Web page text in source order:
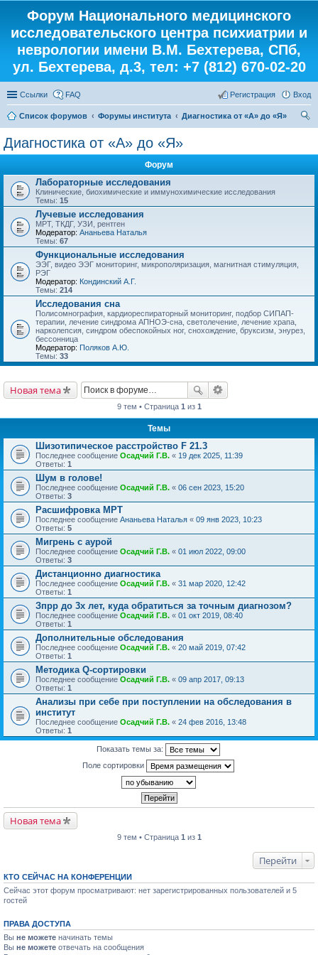
Форум Национального медицинского
исследовательского центра психиатрии и
неврологии имени В.М. Бехтерева, СПб,
ул. Бехтерева, д.3, тел: +7 (812) 670-02-20
Ссылки FAQ Вход
Регистрация
Список форумов Форумы института
Диагностика от «А» до «Я»
Диагностика от «А» до «Я»
Форум
Лабораторные исследования
Клинические, биохимические и иммунохимические исследования
Темы: 15
Лучевые исследования
МРТ, ТКДГ, УЗИ, рентген
Модератор: Ананьева Наталья
Темы: 67
Функциональные исследования
ЭЭГ, видео ЭЭГ мониторинг, микрополяризация, магнитная стимуляция,
РЭГ
Модератор: Кондинский А.Г.
Темы: 214
Исследования сна
Полисомнография, кардиореспираторный мониторинг, подбор СИПАП-
терапии, лечение синдрома АПНОЭ-сна, светолечение, лечение храпа,
нарколепсия, синдром обеспокойных ног, снохождение, бруксизм, энурез,
бессонница
Модератор: Поляков А.Ю.
Темы: 33
Новая тема
9 тем • Страница 1 из 1
Темы
Шизотипическое расстройство F 21.3
Последнее сообщение Осадчий Г.В. « 19 дек 2025, 11:39
Ответы: 1
Шум в голове!
Последнее сообщение Осадчий Г.В. « 06 сен 2023, 15:20
Ответы: 3
Расшифровка МРТ
Последнее сообщение Ананьева Наталья « 09 янв 2023, 10:23
Ответы: 5
Мигрень с аурой
Последнее сообщение Осадчий Г.В. « 01 июл 2022, 09:00
Ответы: 3
Дистанционно диагностика
Последнее сообщение Осадчий Г.В. « 31 мар 2020, 12:42
Ответы: 1
Зпрр до 3х лет, куда обратиться за точным диагнозом?
Последнее сообщение Осадчий Г.В. « 01 окт 2019, 08:40
Ответы: 1
Дополнительные обследования
Последнее сообщение Осадчий Г.В. « 20 май 2019, 07:42
Ответы: 1
Методика Q-сортировки
Последнее сообщение Осадчий Г.В. « 09 апр 2017, 09:13
Ответы: 1
Анализы при себе при поступлении на обследования в
институт
Последнее сообщение Осадчий Г.В. « 24 фев 2016, 13:48
Ответы: 1
Показать темы за:
Поле сортировки
Новая тема
9 тем • Страница 1 из 1
Перейти
КТО СЕЙЧАС НА КОНФЕРЕНЦИИ
Сейчас этот форум просматривают: нет зарегистрированных пользователей и 5
гостей
ПРАВА ДОСТУПА
Вы не можете начинать темы
Вы не можете отвечать на сообщения